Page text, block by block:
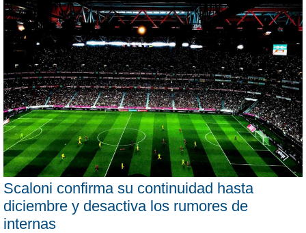
Scaloni confirma su continuidad hasta
diciembre y desactiva los rumores de
internas